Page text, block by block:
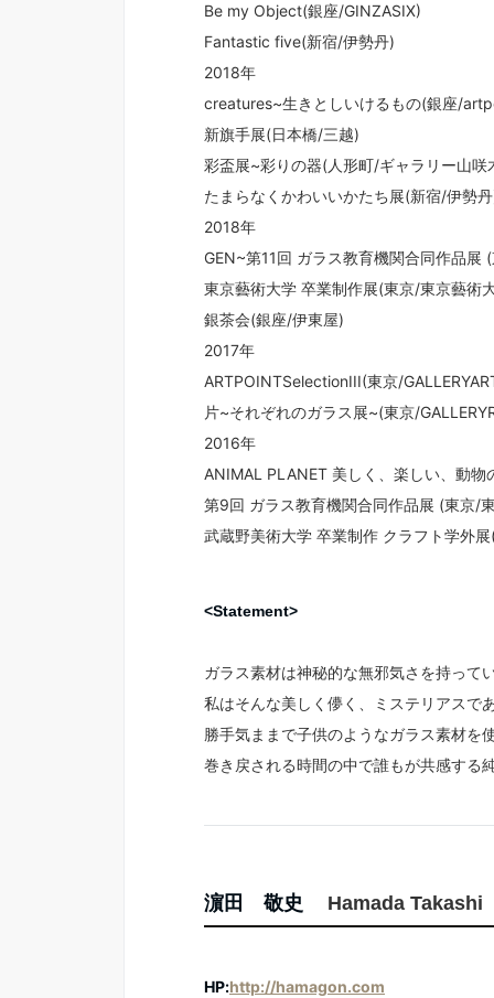
Be my Object(銀座/GINZASIX)
Fantastic five(新宿/伊勢丹)
2018年
creatures~生きとしいけるもの(銀座/
新旗手展(日本橋/三越)
彩盃展~彩りの器(人形町/ギャラリー山咲
たまらなくかわいいかたち展(新宿/伊勢
2018年
GEN~第11回 ガラス教育機関合同作品展
東京藝術大学 卒業制作展(東京/東京藝術
銀茶会(銀座/伊東屋)
2017年
ARTPOINTSelectionIII(東京/
片~それぞれのガラス展~(東京/
2016年
ANIMAL PLANET 美しく、楽しい、動
第9回 ガラス教育機関合同作品展 (東京/
武蔵野美術大学 卒業制作 クラフト学外
<Statement>
ガラス素材は神秘的な無邪気さを持って
私はそんな美しく儚く、ミステリアスで
勝手気ままで子供のようなガラス素材を
巻き戻される時間の中で誰もが共感する
濵田 敬史 Hamada Takashi
HP:http://hamagon.com